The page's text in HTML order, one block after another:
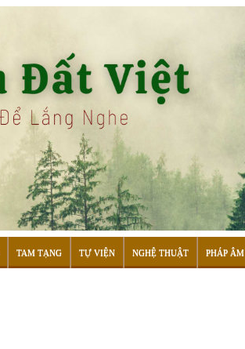
TAM TẠNG TỰ VIỆN NGHỆ THUẬT PHÁP ÂM